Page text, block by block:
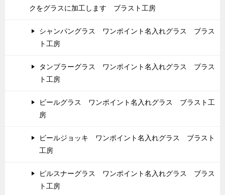
クをグラスに加工します ブラスト工房
シャンパングラス ワンポイント名入れグラス ブラス
ト工房
タンブラーグラス ワンポイント名入れグラス ブラス
ト工房
ビールグラス ワンポイント名入れグラス ブラスト工
房
ビールジョッキ ワンポイント名入れグラス ブラスト
工房
ピルスナーグラス ワンポイント名入れグラス ブラス
ト工房